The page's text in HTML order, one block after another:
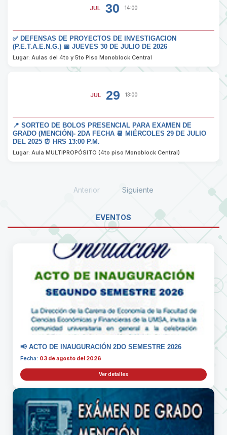
JUL 30 14:00
✅ DEFENSAS DE PROYECTOS DE INVESTIGACION
(P.E.T.A.E.N.G.) 📅 JUEVES 30 DE JULIO DE 2026
Lugar: Aulas del 4to y 5to Piso Monoblock Central
JUL 29 13:00
📍 SORTEO DE BOLOS PRESENCIAL PARA EXAMEN DE
GRADO (MENCIÓN)- 2DA FECHA 📆 MIÉRCOLES 29 DE JULIO
DEL 2025 ⏰ HRS 13:00 P.M.
Lugar: Aula MULTIPROPÓSITO (4to piso Monoblock Central)
Anterior Siguiente
EVENTOS
📢 ACTO DE INAUGURACIÓN 2DO SEMESTRE 2026
Fecha: 03 de agosto del 2026
Ver detalles